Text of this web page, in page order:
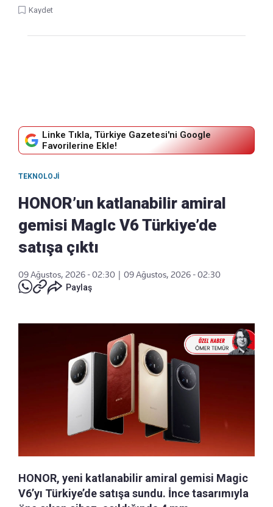
Kaydet
Linke Tıkla, Türkiye Gazetesi'ni Google
Favorilerine Ekle!
TEKNOLOJI
HONOR’un katlanabilir amiral
gemisi MagIc V6 Türkiye’de
satışa çıktı
09 Ağustos, 2026 - 02:30 | 09 Ağustos, 2026 - 02:30
Paylaş
HONOR, yeni katlanabilir amiral gemisi Magic
V6’yı Türkiye’de satışa sundu. İnce tasarımıyla